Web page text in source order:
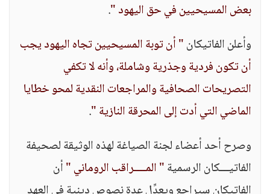
بعض المسيحيين في حق اليهود ".
وأعلن الفاتيكان" أن توبة المسيحيين تجاه اليهود يجب
أن تكون فردية وجذرية وشاملة، وأنه لا تكفي
التصريحات الصحافية والمراجعات النقدية لمحو خطايا
الماضي التي أدت إلى المحرقة النازية ".
وصرح أحد أعضاء لجنة الصياغة لهذه الوثيقة لصحيفة
الفاتيـــكان الرسمية" المــــراقب الروماني "أن